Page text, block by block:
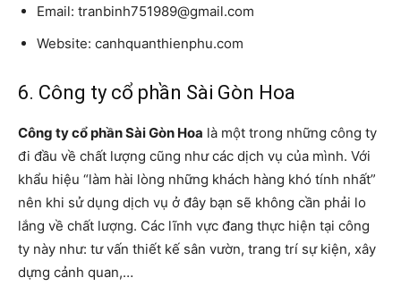
Email: tranbinh751989@gmail.com
Website: canhquanthienphu.com
6. Công ty cổ phần Sài Gòn Hoa
Công ty cổ phần Sài Gòn Hoa là một trong những công ty
đi đầu về chất lượng cũng như các dịch vụ của mình. Với
khẩu hiệu “làm hài lòng những khách hàng khó tính nhất”
nên khi sử dụng dịch vụ ở đây bạn sẽ không cần phải lo
lắng về chất lượng. Các lĩnh vực đang thực hiện tại công
ty này như: tư vấn thiết kế sân vườn, trang trí sự kiện, xây
dựng cảnh quan,…